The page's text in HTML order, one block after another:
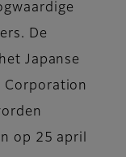
De
Japanse
Corporation
op 25 april